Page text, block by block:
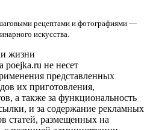
рецептами и фотографиями —
искусства.
жизни
poejka.ru не несет
представленных
их приготовления,
а также за функциональность
и за содержание рекламных
статей, размещенных на